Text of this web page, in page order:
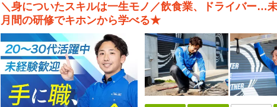
＼身についたスキルは一生モノ／飲食業、ドライバー…
月間の研修でキホンから学べる★